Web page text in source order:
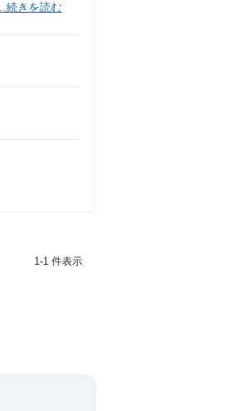
…続きを読む
1-1 件表示